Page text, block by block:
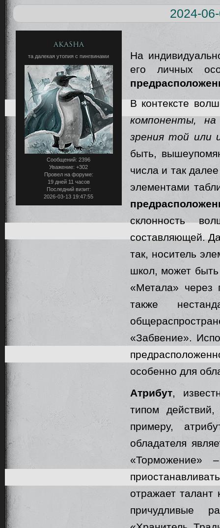
2024-
Akasha
та далекая утопия с пингвинами
Сообщений: 2396
Уважение: +302
Провел на форуме:
19 дней 11 часов
Последний визит:
2026-03-13 19:47:55
На
его личных
В контексте
компоненты,
зрения той или
быть,
числа и так
элементами
склонность
составляющей.
так, носитель
школ, может
«Метала» через
также
«Забвение».
особенно для
Атрибут,
типом
примеру,
обладателя
«Торможение»
отражает талант
причудливые